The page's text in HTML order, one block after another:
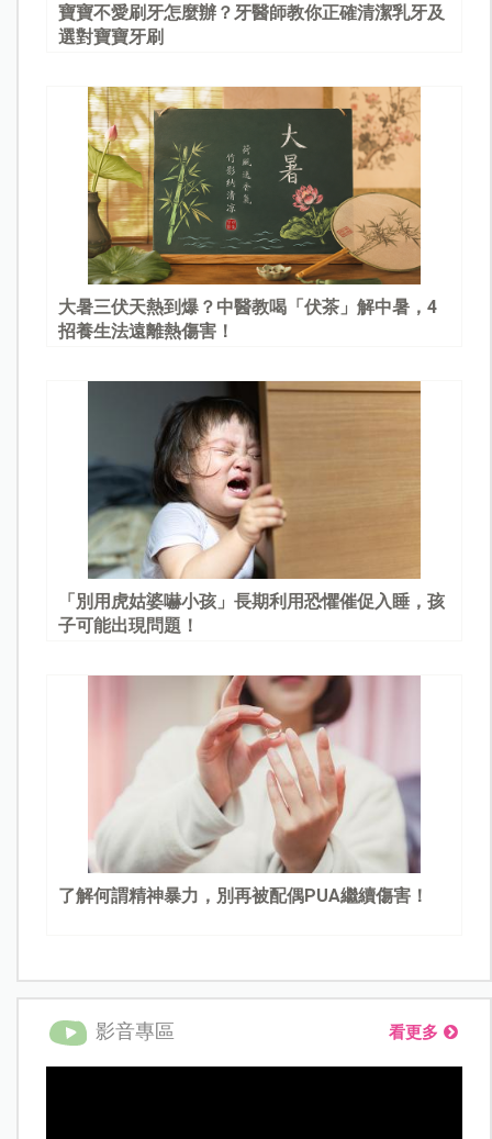
寶寶不愛刷牙怎麼辦？牙醫師教你正確清潔乳牙及
選對寶寶牙刷
大暑三伏天熱到爆？中醫教喝「伏茶」解中暑，4
招養生法遠離熱傷害！
「別用虎姑婆嚇小孩」長期利用恐懼催促入睡，孩
子可能出現問題！
了解何謂精神暴力，別再被配偶PUA繼續傷害！
影音專區 看更多